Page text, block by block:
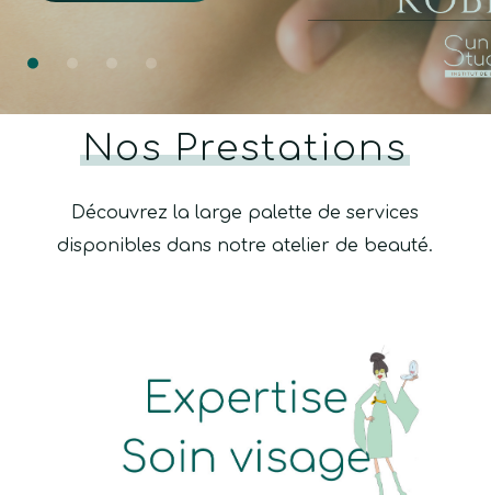
Nos Prestations
Découvrez la large palette de services
disponibles dans notre atelier de beauté.